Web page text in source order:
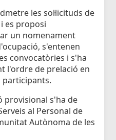
les sol·licituds de
es proposi
un nomenament
s'entenen
convocatòries i s'ha
l'ordre de prelació en
participants.
provisional s'ha de
al Personal de
Autònoma de les